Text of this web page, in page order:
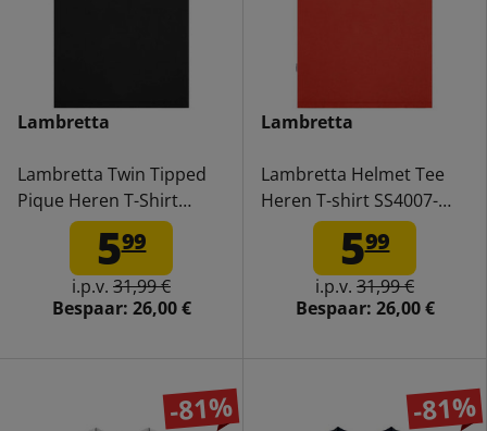
Lambretta
Lambretta Twin Tipped
Pique Heren T-Shirt
SS4008-BLK-wht-orange
599
i.p.v. 31,99 €
Bespaar: 26,00 €
Lambretta
Lambretta Helmet Tee
Heren T-shirt SS4007-
599
i.p.v. 31,99 €
Bespaar: 26,00 €
-81% -81%